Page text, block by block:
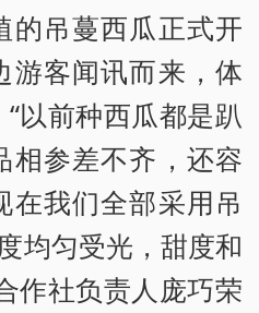
的吊蔓西瓜正式开
游客闻讯而来，体
以前种西瓜都是趴
相参差不齐，还容
在我们全部采用吊
均匀受光，甜度和
作社负责人庞巧荣